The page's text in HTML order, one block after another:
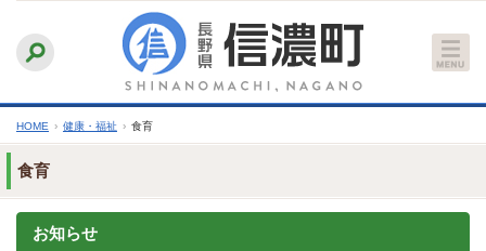
文
へ
ふりがなをつける
文字サイズ
縮小 標準 拡大
HOME › 健康・福祉 › 食育
食育
お知らせ